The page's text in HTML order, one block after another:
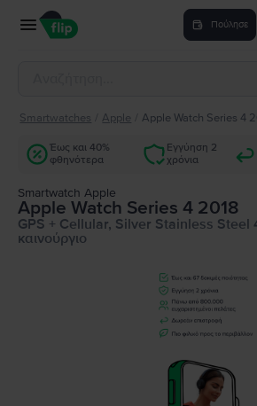
Πούλησε
Smartwatches Apple Apple Watch Series 4
Έως και 40%
φθηνότερα
Εγγύηση 2
χρόνια
Smartwatch Apple
Apple Watch Series 4 2018
GPS + Cellular, Silver Stainless Steel
καινούργιο